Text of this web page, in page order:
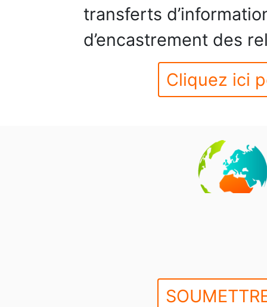
transferts
d’encastrement des
Cliquez ici